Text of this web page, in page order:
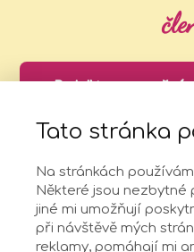
Pojď to na
O
Tato stránka
Na stránkách
Některé jsou nezbytné
jiné mi umožňují
při návštěvě mých
reklamy, pomáhají mi